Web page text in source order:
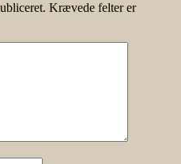
Krævede felter er